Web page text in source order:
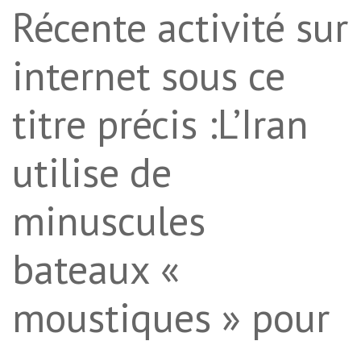
Récente activité sur
internet sous ce
titre précis :L’Iran
utilise de
minuscules
bateaux «
moustiques » pour